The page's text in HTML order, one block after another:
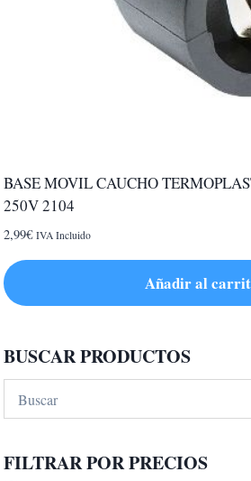
BASE MOVIL CAUCHO
250V 2104
2,99€ IVA Incluido
Añadir al
BUSCAR PRODUCTOS
FILTRAR POR PRECIOS